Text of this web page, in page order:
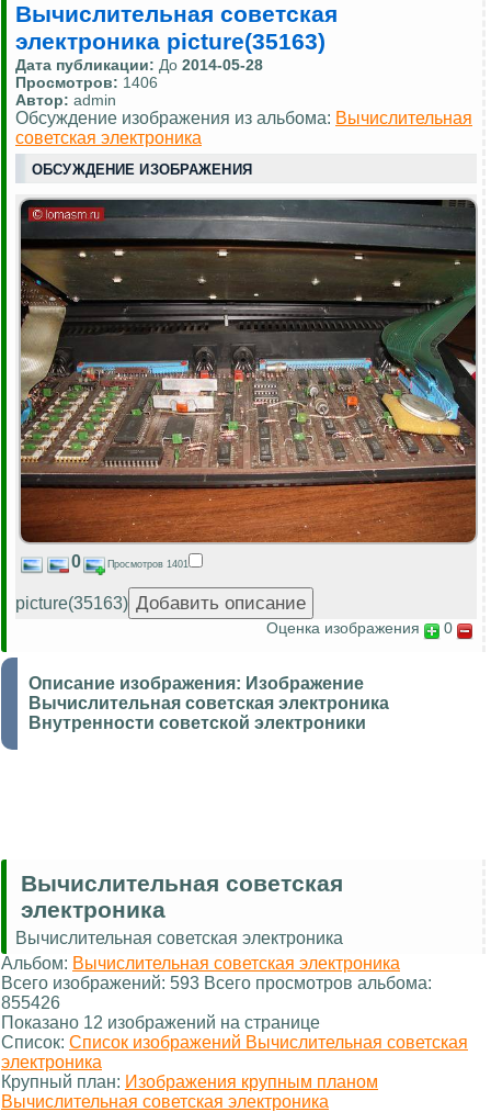
Вычислительная советская
электроника picture(35163)
Дата публикации: До 2014-05-28
Просмотров: 1406
Автор: admin
Обсуждение изображения из альбома: Вычислительная
советская электроника
ОБСУЖДЕНИЕ ИЗОБРАЖЕНИЯ
0 Просмотров 1401
picture(35163)
Оценка изображения 0
Описание изображения: Изображение
Вычислительная советская электроника
Внутренности советской электроники
Вычислительная советская
электроника
Вычислительная советская электроника
Альбом: Вычислительная советская электроника
Всего изображений: 593 Всего просмотров альбома:
855426
Показано 12 изображений на странице
Список: Список изображений Вычислительная советская
электроника
Крупный план: Изображения крупным планом
Вычислительная советская электроника